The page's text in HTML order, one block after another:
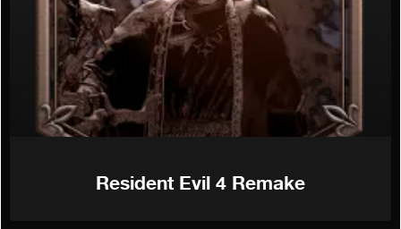
Resident Evil 4 Remake